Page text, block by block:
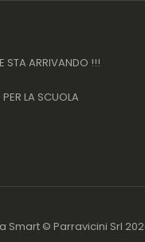
STA ARRIVANDO !!!
LA SCUOLA
Smart © Parravicini Srl